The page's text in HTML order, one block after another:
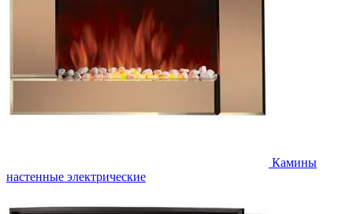
Камины
настенные электрические